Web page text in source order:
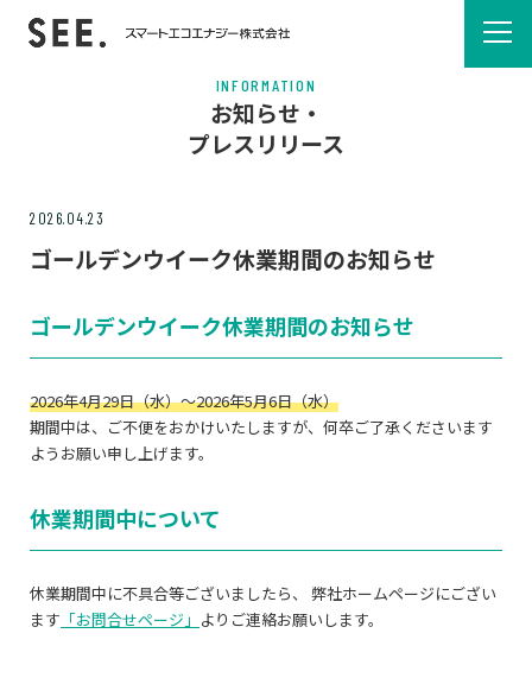
INFORMATION
お知らせ・
プレスリリース
2026.04.23
ゴールデンウイーク休業期間のお知らせ
ゴールデンウイーク休業期間のお知らせ
2026年4月29日（水）～2026年5月6日（水）
期間中は、ご不便をおかけいたしますが、何卒ご了承くださいます
ようお願い申し上げます。
休業期間中について
休業期間中に不具合等ございましたら、 弊社ホームページにござい
ます 「お問合せページ」 よりご連絡お願いします。